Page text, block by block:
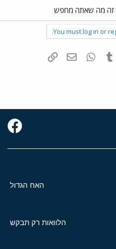
זה מה שאתה מחפש
You must log in or
Tumblr
WhatsAppדואר אלקטרוני
האח הגדול
הלוואות רק תבקש